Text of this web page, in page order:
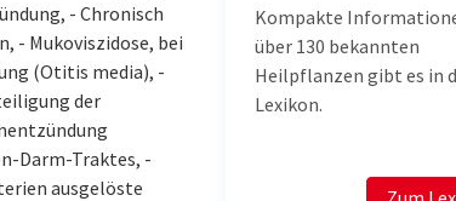
- Chronisch
- Mukoviszidose, bei
(Otitis media), -
der
Darm-Traktes, -
ausgelöste
Kompakte
über 130 bekannten
Heilpflanzen gibt es in
Lexikon.